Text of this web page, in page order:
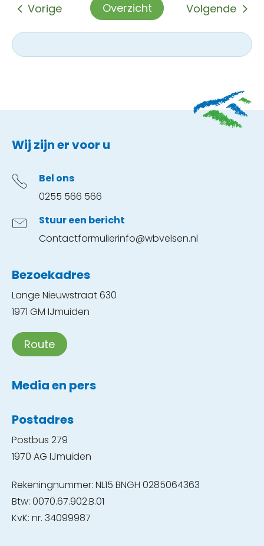
Volgende
Overzicht
Vorige
Contactinformatie
Wij zijn er voor u
Bel ons
0255 566 566
Stuur een bericht
Contactformulierinfo@wbvelsen.nl
Bezoekadres
Lange Nieuwstraat 630
1971 GM IJmuiden
Route
Media en pers
Postadres
Postbus 279
1970 AG IJmuiden
Rekeningnummer: NL15 BNGH 0285064363
Btw: 0070.67.902.B.01
KvK: nr. 34099987